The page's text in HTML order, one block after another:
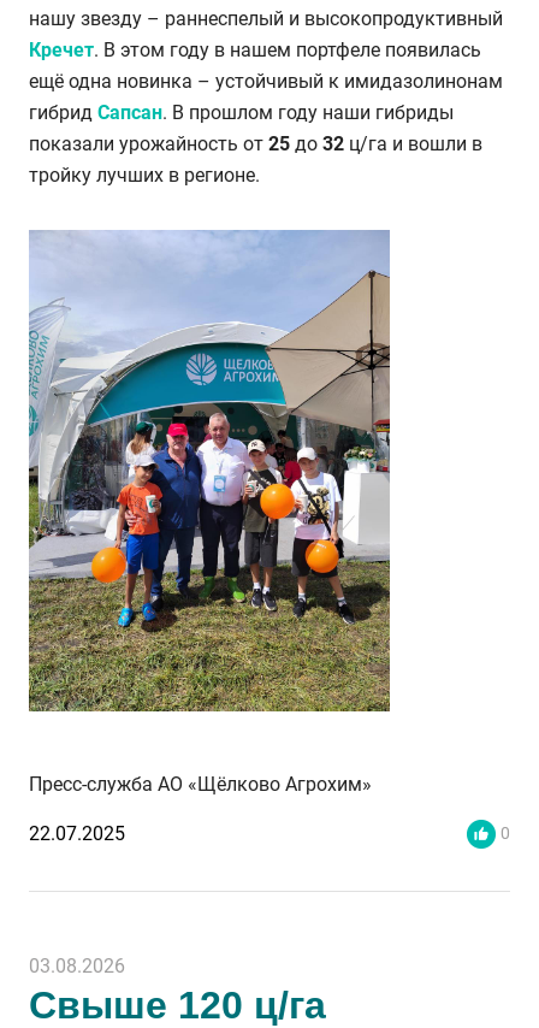
нашу звезду – раннеспелый и высокопродуктивный
Кречет. В этом году в нашем портфеле появилась
ещё одна новинка – устойчивый к имидазолинонам
гибрид Сапсан. В прошлом году наши гибриды
показали урожайность от 25 до 32 ц/га и вошли в
тройку лучших в регионе.
Пресс-служба АО «Щёлково Агрохим»
22.07.2025 0
03.08.2026
Свыше 120 ц/га